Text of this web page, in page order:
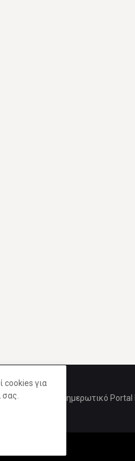
Ενημερωτικό
cookies για
σας.